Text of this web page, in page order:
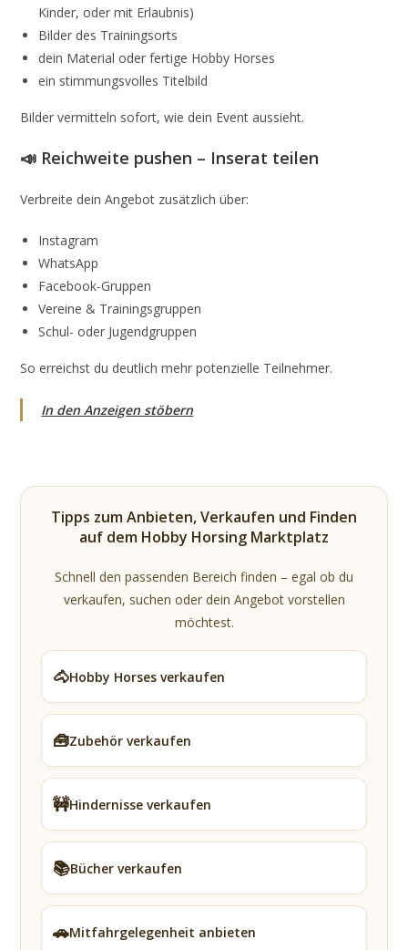
Kinder, oder mit Erlaubnis)
Bilder des Trainingsorts
dein Material oder fertige Hobby Horses
ein stimmungsvolles Titelbild
Bilder vermitteln sofort, wie dein Event aussieht.
📣 Reichweite pushen – Inserat teilen
Verbreite dein Angebot zusätzlich über:
Instagram
WhatsApp
Facebook-Gruppen
Vereine & Trainingsgruppen
Schul- oder Jugendgruppen
So erreichst du deutlich mehr potenzielle Teilnehmer.
In den Anzeigen stöbern
Tipps zum Anbieten, Verkaufen und Finden
auf dem Hobby Horsing Marktplatz
Schnell den passenden Bereich finden – egal ob du
verkaufen, suchen oder dein Angebot vorstellen
möchtest.
🐴Hobby Horses verkaufen
🧰Zubehör verkaufen
🚧Hindernisse verkaufen
📚Bücher verkaufen
🚗Mitfahrgelegenheit anbieten